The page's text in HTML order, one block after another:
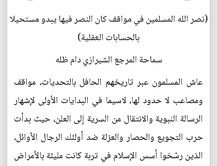
(نصر الله المسلمين في مواقف كان النصر فيها يبدو مستحيلا
بالحسابات العقلية)
سماحة المرجع الشيرازي دام ظله
عاش المسلمون عبر تاريخهم الحافل بالتحديات، مواقف
ومصاعب لا حدود لها، لاسيما في البدايات الأولى لإشهار
الرسالة النبوية والانتقال من السرية إلى العلن، حيث بدأت
حرب التجويع والحصار والعزلة ضد أولئك الرجال الأوائل،
الذين رسّخوا أسس الإسلام في تربة كانت مليئة بالأمراض